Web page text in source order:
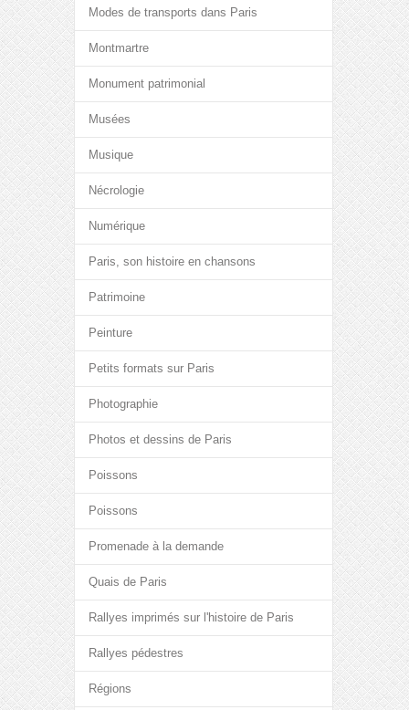
Modes de transports dans Paris
Montmartre
Monument patrimonial
Musées
Musique
Nécrologie
Numérique
Paris, son histoire en chansons
Patrimoine
Peinture
Petits formats sur Paris
Photographie
Photos et dessins de Paris
Poissons
Poissons
Promenade à la demande
Quais de Paris
Rallyes imprimés sur l'histoire de Paris
Rallyes pédestres
Régions